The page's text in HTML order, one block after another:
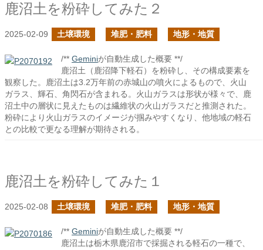
鹿沼土を粉砕してみた２
2025-02-09 土壌環境 堆肥・肥料 地形・地質
/** Geminiが自動生成した概要 **/
鹿沼土（鹿沼降下軽石）を粉砕し、その構成要素を
観察した。鹿沼土は3.2万年前の赤城山の噴火によるもので、火山
ガラス、輝石、角閃石が含まれる。火山ガラスは形状が様々で、鹿
沼土中の層状に見えたものは繊維状の火山ガラスだと推測された。
粉砕により火山ガラスのイメージが掴みやすくなり、他地域の軽石
との比較で更なる理解が期待される。
鹿沼土を粉砕してみた１
2025-02-08 土壌環境 堆肥・肥料 地形・地質
/** Geminiが自動生成した概要 **/
鹿沼土は栃木県鹿沼市で採掘される軽石の一種で、